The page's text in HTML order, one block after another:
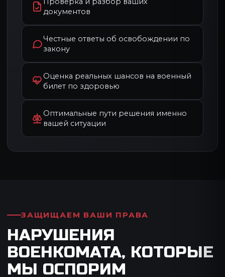
документов
Честные ответы об освобождении по
закону
Оценка реальных шансов на военный
билет по здоровью
Оптимальные пути решения именно
вашей ситуации
ЗАЩИЩАЕМ ВАШИ ПРАВА
НАРУШЕНИЯ
ВОЕНКОМАТА, КОТОРЫЕ
МЫ ОСПОРИМ
КОМАНДА ЭКСПЕРТОВ
НА ВАШЕЙ СТОРОНЕ